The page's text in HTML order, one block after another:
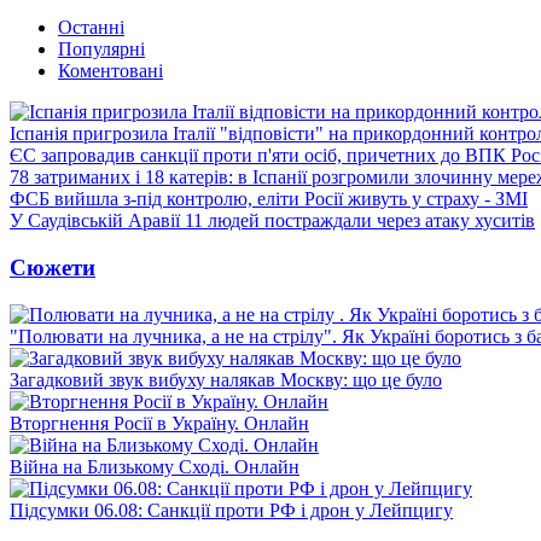
Останні
Популярні
Коментовані
Іспанія пригрозила Італії "відповісти" на прикордонний
ЄС запровадив санкції проти п'яти осіб, причетних до ВПК
78 затриманих і 18 катерів: в Іспанії розгромили злочинну
ФСБ вийшла з-під контролю, еліти Росії живуть у страху - ЗМІ
У Саудівській Аравії 11 людей постраждали через атаку хуситів
Сюжети
"Полювати на лучника, а не на стрілу". Як Україні боротись з
Загадковий звук вибуху налякав Москву: що це було
Вторгнення Росії в Україну. Онлайн
Війна на Близькому Сході. Онлайн
Підсумки 06.08: Санкції проти РФ і дрон у Лейпцигу